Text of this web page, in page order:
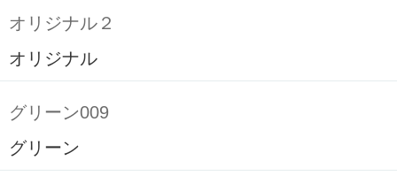
オリジナル２
オリジナル
グリーン009
グリーン